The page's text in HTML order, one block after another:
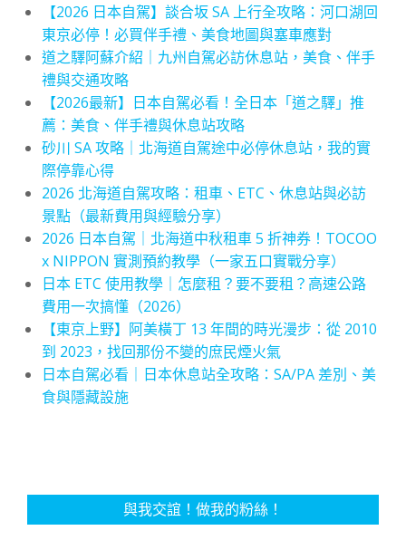
【2026 日本自駕】談合坂 SA 上行全攻略：河口湖回
東京必停！必買伴手禮、美食地圖與塞車應對
道之驛阿蘇介紹｜九州自駕必訪休息站，美食、伴手
禮與交通攻略
【2026最新】日本自駕必看！全日本「道之驛」推
薦：美食、伴手禮與休息站攻略
砂川 SA 攻略｜北海道自駕途中必停休息站，我的實
際停靠心得
2026 北海道自駕攻略：租車、ETC、休息站與必訪
景點（最新費用與經驗分享）
2026 日本自駕｜北海道中秋租車 5 折神券！TOCOO
x NIPPON 實測預約教學（一家五口實戰分享）
日本 ETC 使用教學｜怎麼租？要不要租？高速公路
費用一次搞懂（2026）
【東京上野】阿美橫丁 13 年間的時光漫步：從 2010
到 2023，找回那份不變的庶民煙火氣
日本自駕必看｜日本休息站全攻略：SA/PA 差別、美
食與隱藏設施
與我交誼！做我的粉絲！